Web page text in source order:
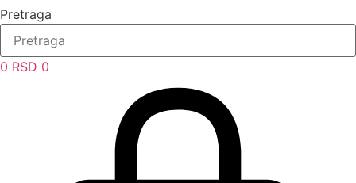
Pretraga
0 RSD 0